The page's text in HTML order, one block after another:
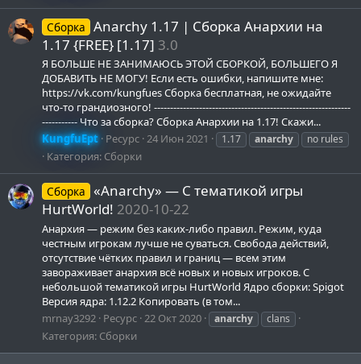
Сборка Anarchy 1.17 | Сборка Анархии на
1.17 {FREE} [1.17] 3.0
Я БОЛЬШЕ НЕ ЗАНИМАЮСЬ ЭТОЙ СБОРКОЙ, БОЛЬШЕГО Я
ДОБАВИТЬ НЕ МОГУ! Если есть ошибки, напишите мне:
https://vk.com/kungfues Сборка бесплатная, не ожидайте
что-то грандиозного! -------------------------------------------------------------
----------- Что за сборка? Сборка Анархии на 1.17! Скажи...
KungfuEpt Ресурс 24 Июн 2021 1.17 anarchy no rules
Категория: Сборки
Сборка «Anarchy» — С тематикой игры
HurtWorld! 2020-10-22
Анархия — режим без каких-либо правил. Режим, куда
честным игрокам лучше не суваться. Свобода действий,
отсутствие чётких правил и границ — всем этим
завораживает анархия всё новых и новых игроков. С
небольшой тематикой игры HurtWorld Ядро сборки: Spigot
Версия ядра: 1.12.2 Копировать (в том...
mrnay3292 Ресурс 22 Окт 2020 anarchy clans
Категория: Сборки